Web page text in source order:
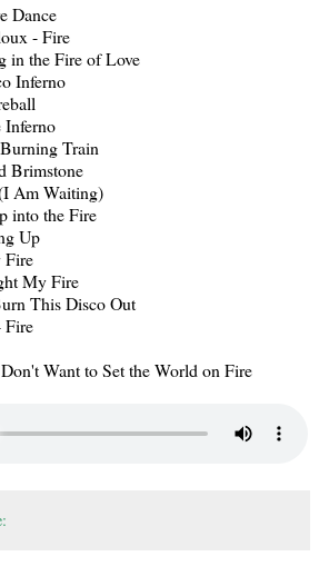
Dance
- Fire
in the Fire of Love
Inferno
Inferno
Train
Brimstone
Am Waiting)
into the Fire
Up
Fire
My Fire
This Disco Out
Fire
Want to Set the World on Fire